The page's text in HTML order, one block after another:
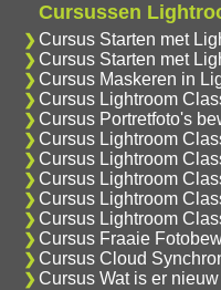
Cursussen
Cursus Starten met
Cursus Starten met
Cursus Maskeren in
Cursus Lightroom
Cursus Portretfoto's
Cursus Lightroom
Cursus Lightroom
Cursus Lightroom
Cursus Lightroom
Cursus Lightroom
Cursus Fraaie
Cursus Cloud
Cursus Wat is er